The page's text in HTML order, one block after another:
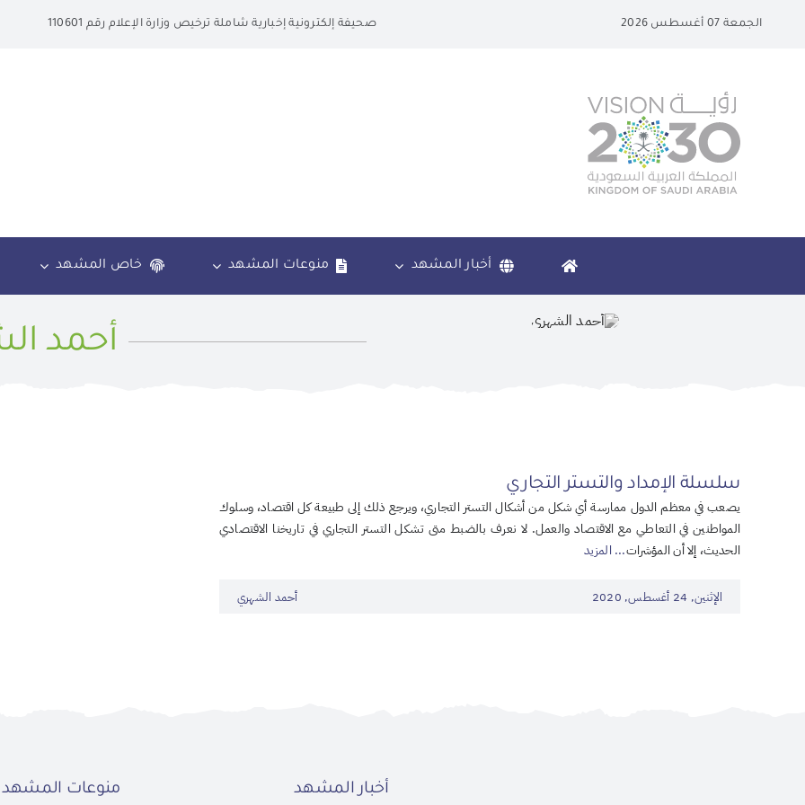
الجمعة 07 أغسطس 2026 صحيفة إلكترونية إخبارية شاملة ترخيص وزارة الإعلام رقم 110601
أخبار المشهد منوعات المشهد خاص المشهد
أحمد
سلسلة الإمداد والتستر التجاري
يصعب في معظم الدول ممارسة أي شكل من أشكال التستر التجاري، ويرجع ذلك إلى طبيعة كل اقتصاد، وسلوك
المواطنين في التعاطي مع الاقتصاد والعمل. لا نعرف بالضبط متى تشكل التستر التجاري في تاريخنا الاقتصادي
الحديث، إلا أن المؤشرات... المزيد
الإثنين, 24 أغسطس, 2020 أحمد الشهري
أخبار المشهد منوعات المشهد